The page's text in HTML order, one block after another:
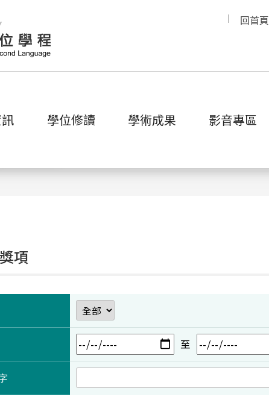
回首頁
學位修讀 學術成果 影音專區
項
至